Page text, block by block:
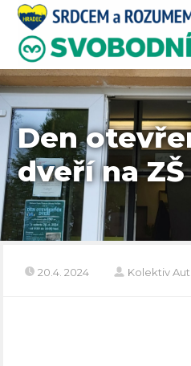
Den
dveří na
20.4. 2024 Kolektiv